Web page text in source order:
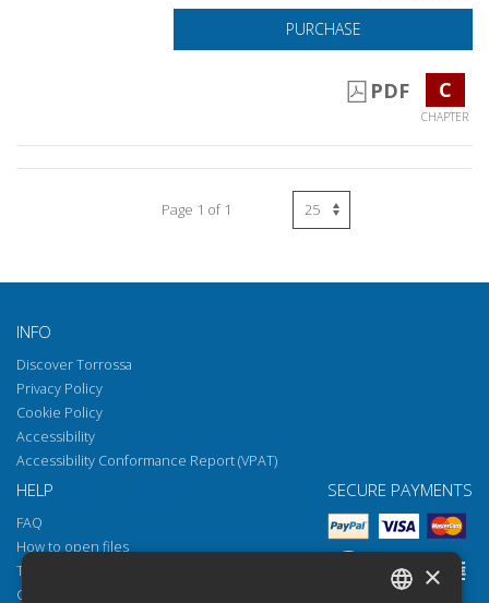
PURCHASE
PDF C
CHAPTER
Page 1 of 1
INFO
Discover Torrossa
Privacy Policy
Cookie Policy
Accessibility
Accessibility Conformance Report (VPAT)
HELP
FAQ
How to open files
Torrossa Reader
Copyright obligations
SECURE PAYMENTS
×